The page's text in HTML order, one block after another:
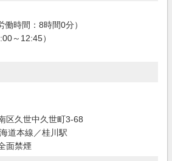
時間：8時間0分）
～12:45）
区久世中久世町3-68
道本線／桂川駅
面禁煙